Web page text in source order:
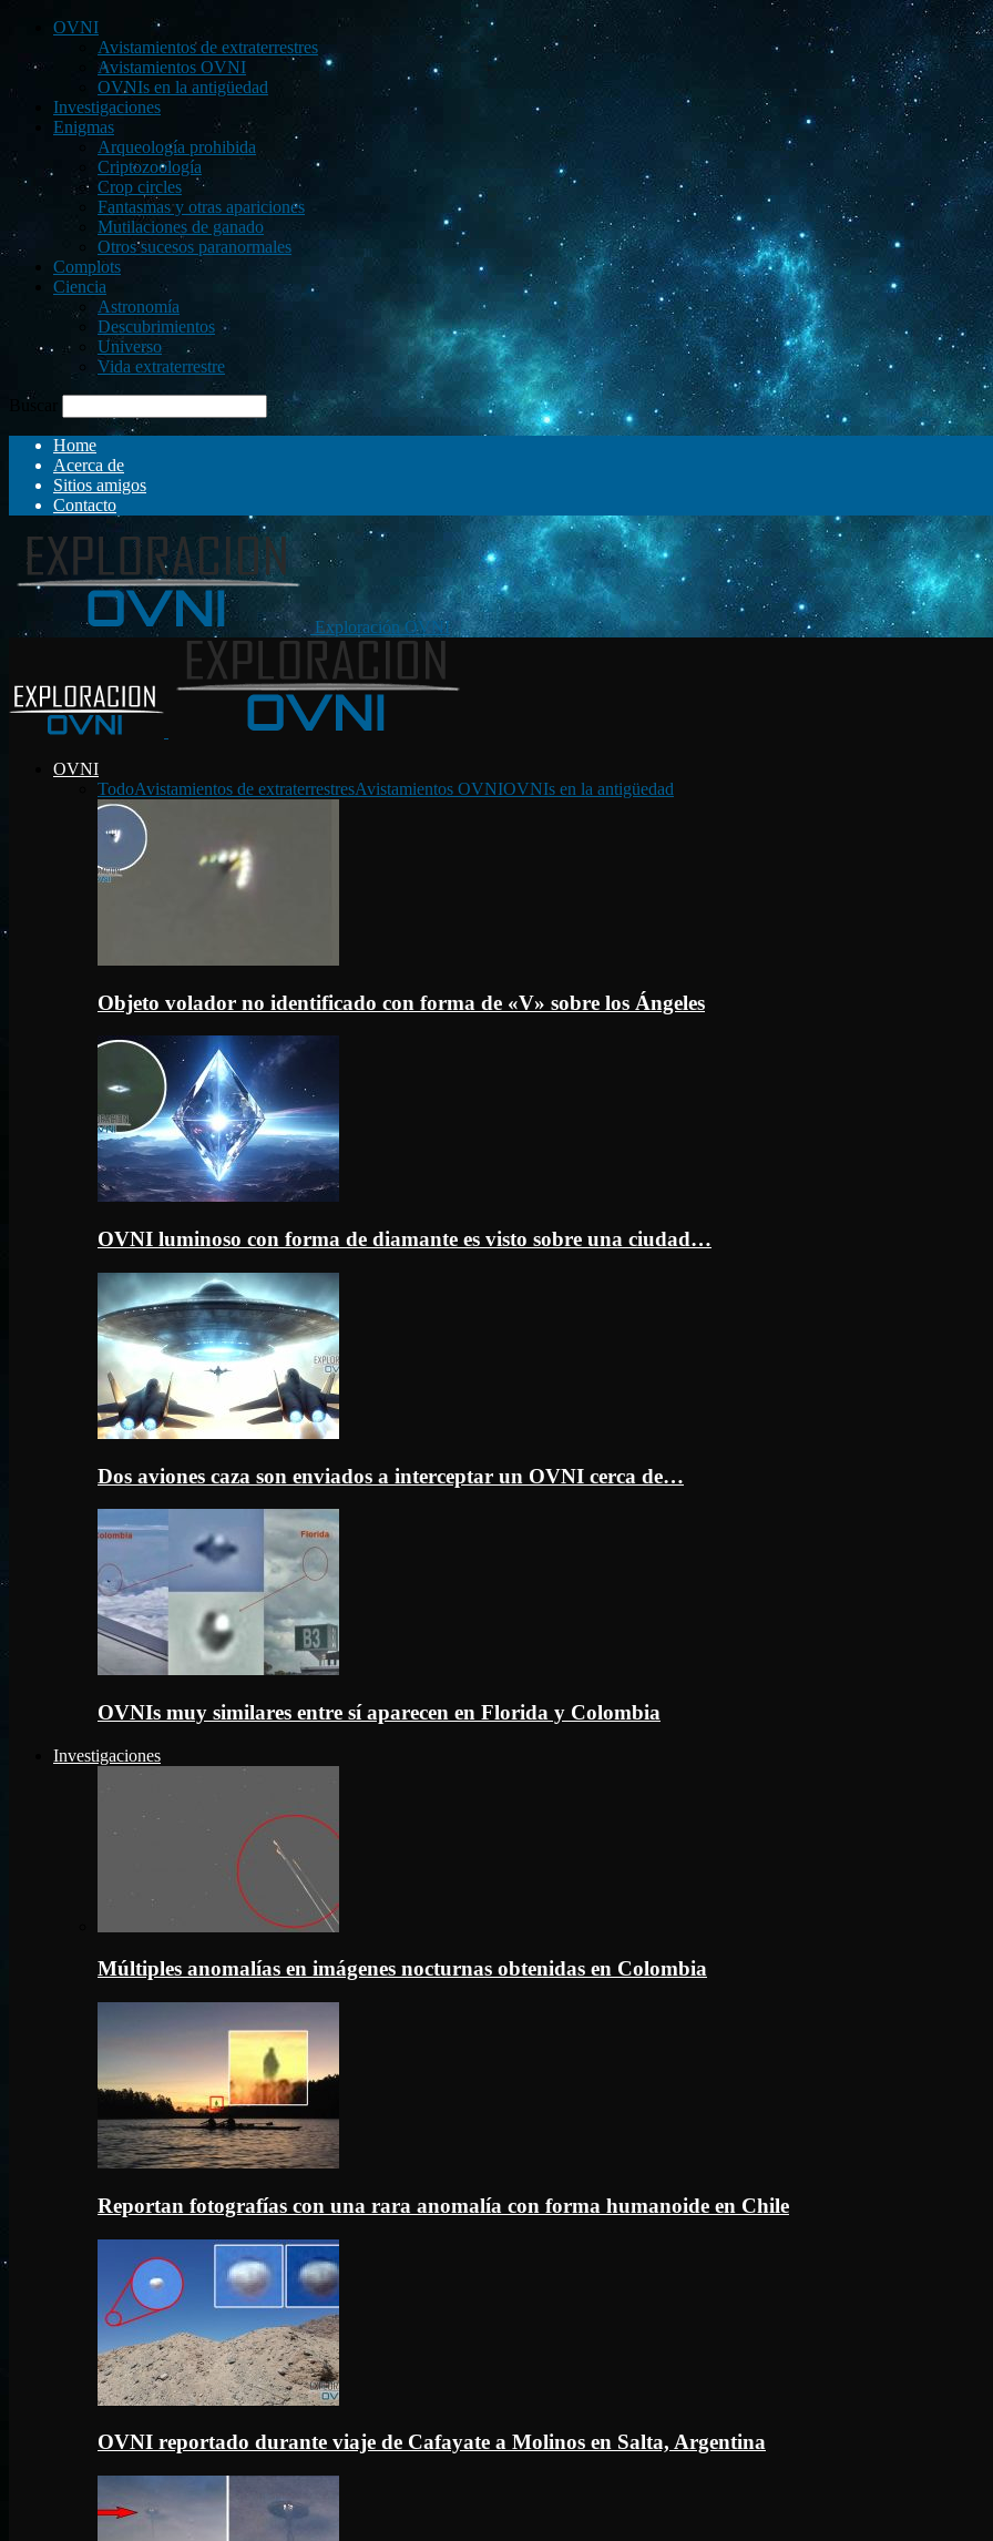
OVNI
Avistamientos de extraterrestres
Avistamientos OVNI
OVNIs en la antigüedad
Investigaciones
Enigmas
Arqueología prohibida
Criptozoología
Crop circles
Fantasmas y otras apariciones
Mutilaciones de ganado
Otros sucesos paranormales
Complots
Ciencia
Astronomía
Descubrimientos
Universo
Vida extraterrestre
Buscar
Home
Acerca de
Sitios amigos
Contacto
Exploración OVNI
OVNI
TodoAvistamientos de extraterrestresAvistamientos OVNIOVNIs en la antigüedad
Objeto volador no identificado con forma de «V» sobre los Ángeles
OVNI luminoso con forma de diamante es visto sobre una ciudad…
Dos aviones caza son enviados a interceptar un OVNI cerca de…
OVNIs muy similares entre sí aparecen en Florida y Colombia
Investigaciones
Múltiples anomalías en imágenes nocturnas obtenidas en Colombia
Reportan fotografías con una rara anomalía con forma humanoide en Chile
OVNI reportado durante viaje de Cafayate a Molinos en Salta, Argentina